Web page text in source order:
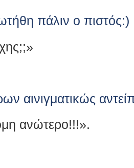
πάλιν ο πιστός:)
αινιγματικώς
ανώτερο!!!».